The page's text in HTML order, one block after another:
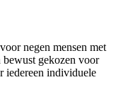
negen mensen met
gekozen voor
iedereen individuele